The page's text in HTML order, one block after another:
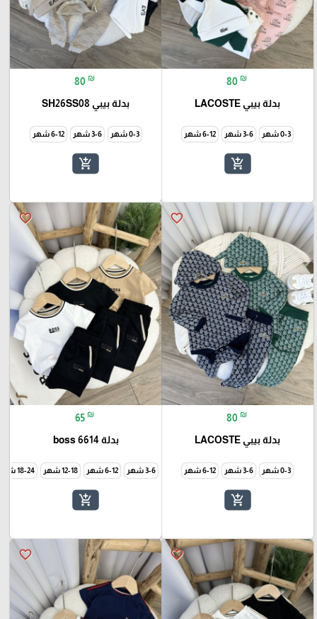
80 ₪
بدلة بيبي LACOSTE
0-3 شهر 3-6 شهر 6-12 شهر
add_shopping_cart
80 ₪
بدلة بيبي SH26SS08
0-3 شهر 3-6 شهر 6-12 شهر
add_shopping_cart
favorite_border
80 ₪
بدلة بيبي LACOSTE
0-3 شهر 3-6 شهر 6-12 شهر
add_shopping_cart
favorite_border
65 ₪
بدلة boss 6614
3-6 شهر 6-12 شهر 12-18 شهر 18-24 شهر
add_shopping_cart
favorite_border
favorite_border